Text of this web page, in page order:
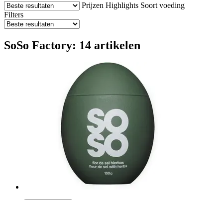
Prijzen Highlights Soort voeding
Filters
SoSo Factory: 14 artikelen